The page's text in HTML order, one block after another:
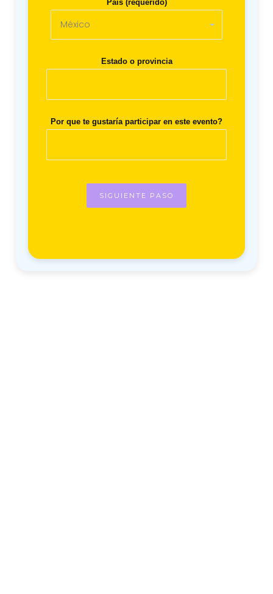
País (requerido)
Estado o provincia
Por que te gustaría participar en este evento?